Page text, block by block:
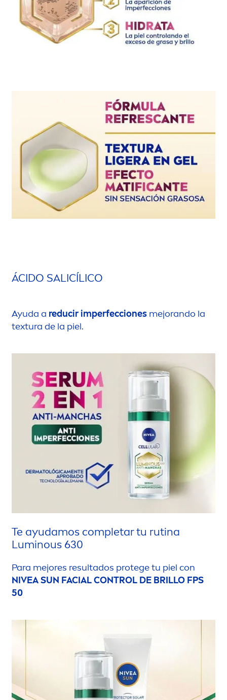
ÁCIDO SALICÍLICO
Ayuda a reducir imperfecciones mejorando la
textura de la piel.
Te ayudamos completar tu rutina
Luminous 630
Para mejores resultados protege tu piel con
NIVEASUN FACIAL CONTROL DE BRILLO FPS
50